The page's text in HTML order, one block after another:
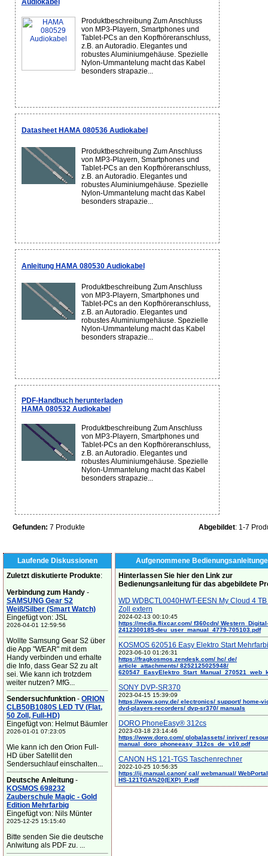
Audiokabel
Produktbeschreibung Zum Anschluss
von MP3-Playern, Smartphones und
Tablet-PCs an den Kopfhöreranschluss,
z.B. an Autoradio. Elegantes und
robustes Aluminiumgehäuse. Spezielle
Nylon-Ummantelung macht das Kabel
besonders strapazie...
Datasheet HAMA 080536 Audiokabel
Produktbeschreibung Zum Anschluss
von MP3-Playern, Smartphones und
Tablet-PCs an den Kopfhöreranschluss,
z.B. an Autoradio. Elegantes und
robustes Aluminiumgehäuse. Spezielle
Nylon-Ummantelung macht das Kabel
besonders strapazie...
Anleitung HAMA 080530 Audiokabel
Produktbeschreibung Zum Anschluss
von MP3-Playern, Smartphones und
Tablet-PCs an den Kopfhöreranschluss,
z.B. an Autoradio. Elegantes und
robustes Aluminiumgehäuse. Spezielle
Nylon-Ummantelung macht das Kabel
besonders strapazie...
PDF-Handbuch herunterladen
HAMA 080532 Audiokabel
Produktbeschreibung Zum Anschluss
von MP3-Playern, Smartphones und
Tablet-PCs an den Kopfhöreranschluss,
z.B. an Autoradio. Elegantes und
robustes Aluminiumgehäuse. Spezielle
Nylon-Ummantelung macht das Kabel
besonders strapazie...
Gefunden: 7 Produkte Abgebildet: 1-7
Laufende Diskussionen
Zuletzt diskutierte Produkte:
Verbindung zum Handy -
SAMSUNG Gear S2
Weiß/Silber (Smart Watch)
Eingefügt von: JSL
2026-04-01 12:59:56
Wollte Samsung Gear S2 über
die App "WEAR" mit dem
Handy verbinden und erhalte
die Info, dass Gear S2 zu alt
sei. Wie kann ich trotzdem
weiter nutzen? MfG...
Sendersuchfunktion - ORION
CLB50B1080S LED TV (Flat,
50 Zoll, Full-HD)
Eingefügt von: Helmut Bäumler
2026-01-01 07:23:05
Wie kann ich den Orion Full-
HD über Satellit den
Sendersuchlauf einschalten...
Deutsche Anleitung -
KOSMOS 698232
Zauberschule Magic - Gold
Edition Mehrfarbig
Eingefügt von: Nils Münter
2025-12-25 15:15:40
Bitte senden Sie die deutsche
Anlwitung als PDF zu. ...
Aufgenommene
Hinterlassen Sie hier den Link zur
Bedienungsanleitung für das abgebildete
WD WDBCTL0040HWT-EESN My Cloud 4
Zoll extern
2024-02-13 00:10:45
https://media.flixcar.com/ f360cdn/ Western_Digital-
2412300185-deu_user_manual_4779-705103.pdf
KOSMOS 620516 Easy Elektro Start
2023-06-10 01:26:31
https://fragkosmos.zendesk.com/ hc/ de/
article_attachments/ 8252125025948/
SONY DVP-SR370
2023-04-15 15:39:09
https://www.sony.de/ electronics/ support/ home-
dvd-players-recorders/ dvp-sr370/ manuals
DORO PhoneEasy® 312cs
2023-03-18 23:14:46
https://www.doro.com/ globalassets/ inriver/
manual_doro_phoneeasy_312cs_de_v10.pdf
CANON HS 121-TGS Taschenrechner
2022-10-25 10:56:35
https://ij.manual.canon/ cal/ webmanual/
HS-121TGA%20(EXP)_P.pdf